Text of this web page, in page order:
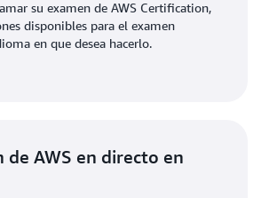
su examen de AWS Certification,
disponibles para el examen
en que desea hacerlo.
de AWS en directo en